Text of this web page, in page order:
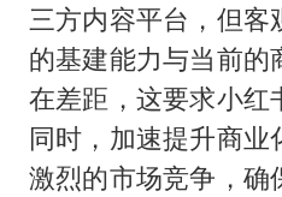
三方内容平台，但客
的基建能力与当前的
在差距，这要求小红
同时，加速提升商
激烈的市场竞争，确